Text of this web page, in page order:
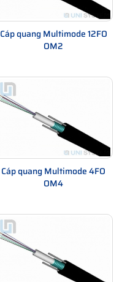
Cáp quang Multimode 12FO
OM2
Cáp quang Multimode 4FO
OM4